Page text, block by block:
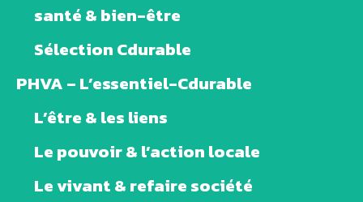
santé & bien-être
Sélection Cdurable
PHVA – L’essentiel-Cdurable
L’être & les liens
Le pouvoir & l’action locale
Le vivant & refaire société